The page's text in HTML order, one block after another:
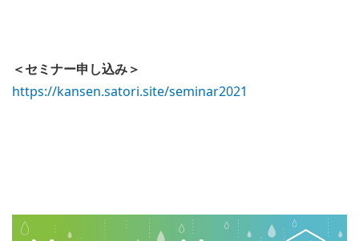
＜セミナー申し込み＞
https://kansen.satori.site/seminar2021